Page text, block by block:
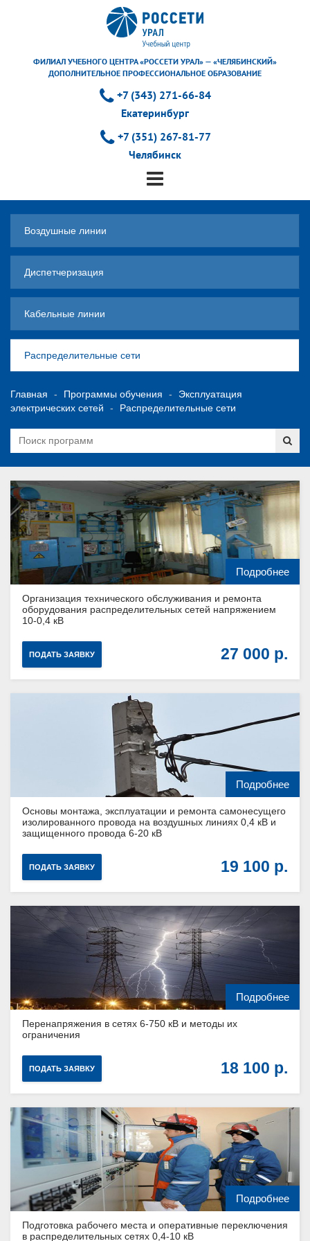
ФИЛИАЛ УЧЕБНОГО ЦЕНТРА «РОССЕТИ УРАЛ» — «ЧЕЛЯБИНСКИЙ»
ДОПОЛНИТЕЛЬНОЕ ПРОФЕССИОНАЛЬНОЕ ОБРАЗОВАНИЕ
+7 (343) 271-66-84
Екатеринбург
+7 (351) 267-81-77
Челябинск
Воздушные линии
Диспетчеризация
Кабельные линии
Распределительные сети
Главная Программы обучения
Эксплуатация
электрических сетей
Распределительные сети
Подробнее
Организация технического обслуживания и ремонта
оборудования распределительных сетей напряжением
10-0,4 кВ
ПОДАТЬ ЗАЯВКУ 27 000
Подробнее
Основы монтажа, эксплуатации и ремонта самонесущего
изолированного провода на воздушных линиях 0,4 кВ и
защищенного провода 6-20 кВ
ПОДАТЬ ЗАЯВКУ 19 100
Подробнее
Перенапряжения в сетях 6-750 кВ и методы их
ограничения
ПОДАТЬ ЗАЯВКУ 18 100
Подробнее
Подготовка рабочего места и оперативные переключения
в распределительных сетях 0,4-10 кВ